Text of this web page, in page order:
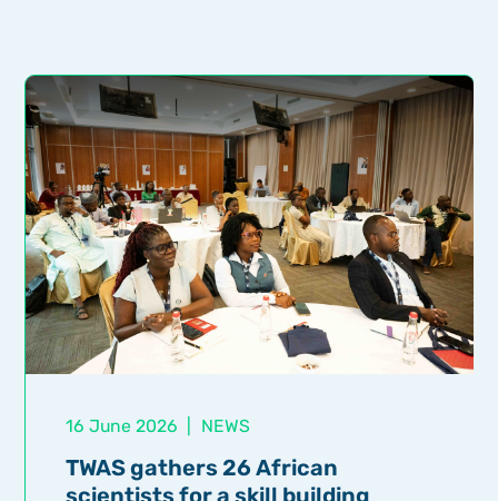
16 June 2026 NEWS
TWAS gathers 26 African
scientists for a skill building